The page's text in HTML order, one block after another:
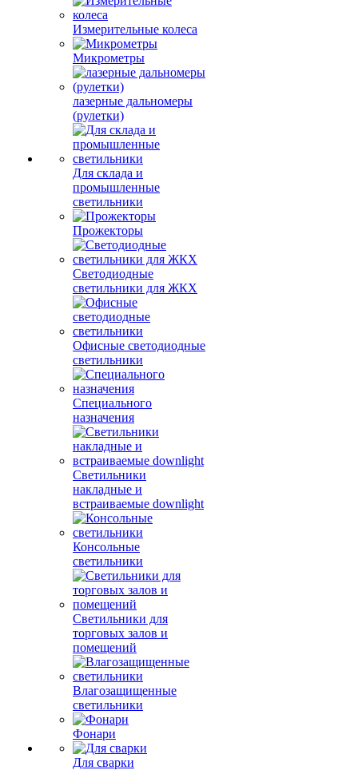
Измерительные колеса
Микрометры
лазерные дальномеры
(рулетки)
Для склада и
промышленные
светильники
Прожекторы
Светодиодные
светильники для ЖКХ
Офисные светодиодные
светильники
Специального
назначения
Светильники
накладные и
встраиваемые downlight
Консольные
светильники
Светильники для
торговых залов и
помещений
Влагозащищенные
светильники
Фонари
Для сварки